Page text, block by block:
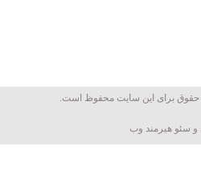
حقوق برای این سایت محفوظ است.
سئو هیرمند وب